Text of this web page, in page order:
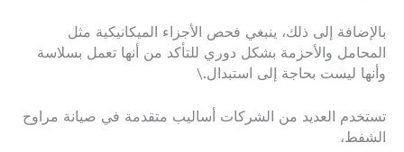
بالإضافة إلى ذلك، ينبغي فحص الأجزاء الميكانيكية مثل
المحامل والأحزمة بشكل دوري للتأكد من أنها تعمل بسلاسة
وأنها ليست بحاجة إلى استبدال.\
تستخدم العديد من الشركات أساليب متقدمة في صيانة مراوح
الشفط،